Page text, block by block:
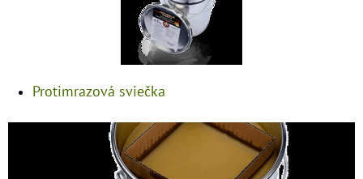
Protimrazová sviečka